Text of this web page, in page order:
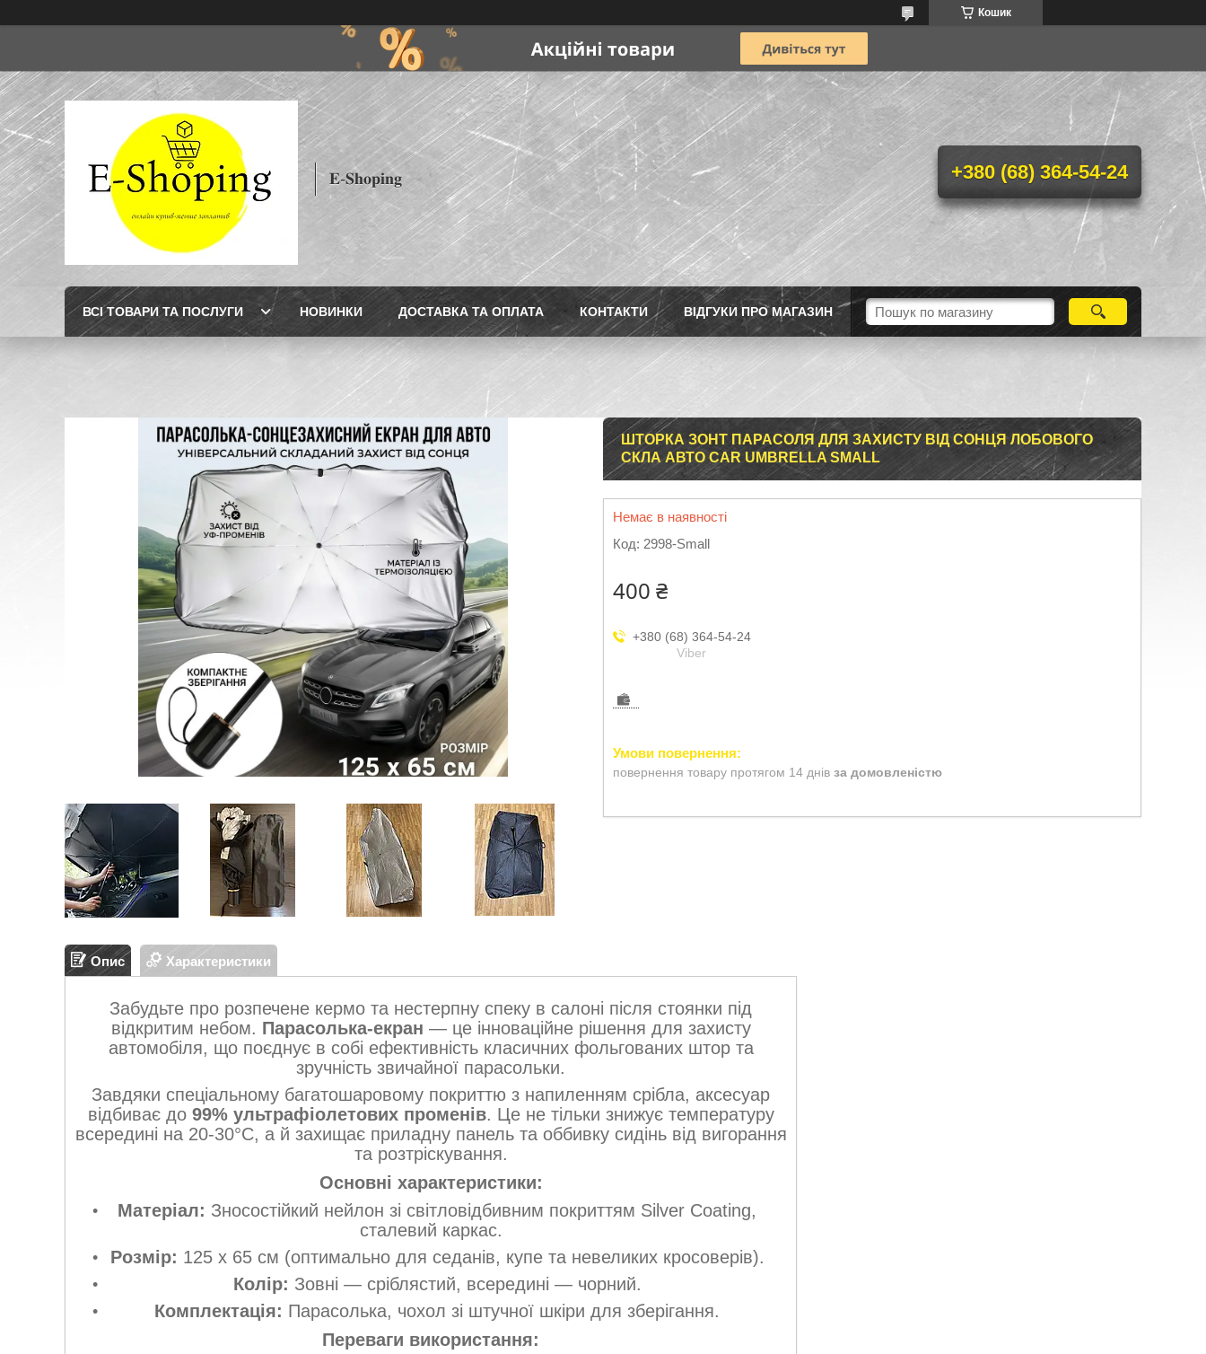
Кошик
𝐄-𝐒𝐡𝐨𝐩𝐢𝐧𝐠 +380 (68) 364-54-24
ВСІ ТОВАРИ ТА ПОСЛУГИ НОВИНКИ ДОСТАВКА ТА ОПЛАТА КОНТАКТИ ВІДГУКИ ПРО МАГАЗИН
ШТОРКА ЗОНТ ПАРАСОЛЯ ДЛЯ ЗАХИСТУ ВІД СОНЦЯ ЛОБОВОГО
СКЛА АВТО CAR UMBRELLA SMALL
Немає в наявності
Код: 2998-Small
400 ₴
+380 (68) 364-54-24
Viber
повернення товару протягом 14 днів за домовленістю
Опис Характеристики
Забудьте про розпечене кермо та нестерпну спеку в салоні після стоянки під
відкритим небом. Парасолька-екран — це інноваційне рішення для захисту
автомобіля, що поєднує в собі ефективність класичних фольгованих штор та
зручність звичайної парасольки.
Завдяки спеціальному багатошаровому покриттю з напиленням срібла, аксесуар
відбиває до 99% ультрафіолетових променів. Це не тільки знижує температуру
всередині на 20-30°C, а й захищає приладну панель та оббивку сидінь від вигорання
та розтріскування.
Основні характеристики:
Матеріал: Зносостійкий нейлон зі світловідбивним покриттям Silver Coating,
сталевий каркас.
Розмір: 125 х 65 см (оптимально для седанів, купе та невеликих кросоверів).
Колір: Зовні — сріблястий, всередині — чорний.
Комплектація: Парасолька, чохол зі штучної шкіри для зберігання.
Переваги використання: